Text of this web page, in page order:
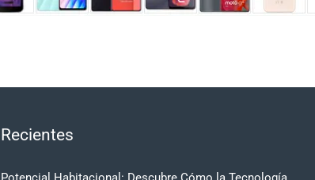
Recientes